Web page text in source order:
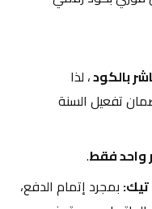
بالكود
واحد فقط.